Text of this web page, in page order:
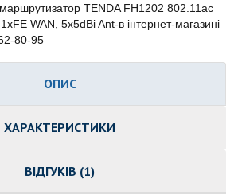
TENDA FH1202 802.11ac
WAN, 5x5dBi Ant-в інтернет-магазині
80-95
ОПИС
ХАРАКТЕРИСТИКИ
ВІДГУКІВ (1)